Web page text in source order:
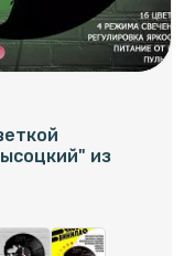
из